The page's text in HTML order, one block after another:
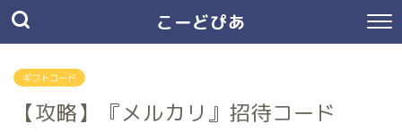
こーどぴあ
ギフトコード
【攻略】『メルカリ』招待コード